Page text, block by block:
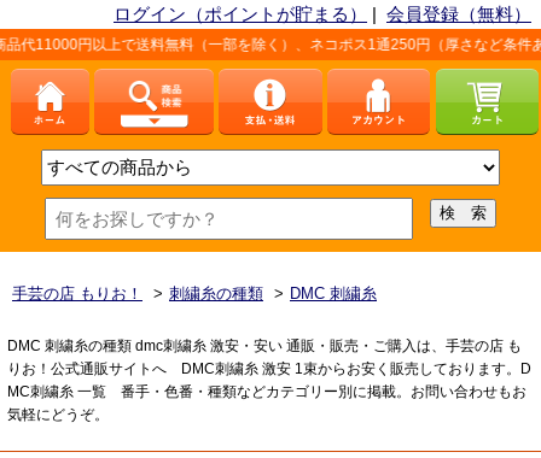
ログイン（ポイントが貯まる） | 会員登録（無料）
送料無料（一部を除く）、ネコポス1通250円（厚さなど条件あり）。詳しく
手芸の店 もりお！ > 刺繍糸の種類 > DMC 刺繍糸
DMC 刺繍糸の種類 dmc刺繍糸 激安・安い 通販・販売・ご購入は、手芸の店 も
りお！公式通販サイトへ DMC刺繍糸 激安 1束からお安く販売しております。D
MC刺繍糸 一覧 番手・色番・種類などカテゴリー別に掲載。お問い合わせもお
気軽にどうぞ。